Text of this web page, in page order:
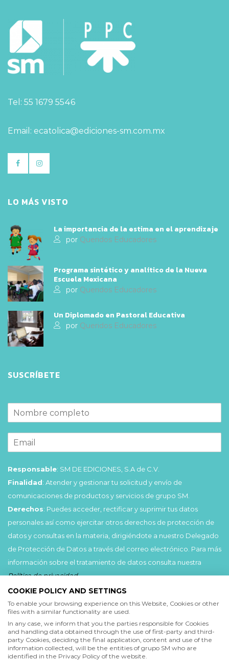
Tel: 55 1679 5546
Email: ecatolica@ediciones-sm.com.mx
LO MÁS VISTO
La importancia de la estima en el aprendizaje
por Queridos Educadores
Programa sintético y analítico de la Nueva
Escuela Mexicana
por Queridos Educadores
Un Diplomado en Pastoral Educativa
por Queridos Educadores
SUSCRÍBETE
Responsable: SM DE EDICIONES, S.A de C.V.
Finalidad: Atender y gestionar tu solicitud y envío de
comunicaciones de productos y servicios de grupo SM.
Derechos: Puedes acceder, rectificar y suprimir tus datos
personales así como ejercitar otros derechos de protección de
datos y consultas en la materia, dirigiéndote a nuestro Delegado
de Protección de Datos a través del correo electrónico. Para más
información sobre el tratamiento de datos consulta nuestra
Política de privacidad.
He leído y acepto lasCondiciones de uso
Política de privacidad
Acepto
COOKIE POLICY AND SETTINGS
To enable your browsing experience on this Website, Cookies or other
files with a similar functionality are used.
In any case, we inform that you the parties responsible for Cookies
and handling data obtained through the use of first-party and third-
party Cookies, deciding the final application, content and use of the
information collected, will be the entities of grupo SM who are
identified in the Privacy Policy of the website.